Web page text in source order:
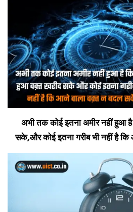
अभी तक कोई इतना अमीर नहीं हुआ
सके,और कोई इतना गरीब भी नहीं है